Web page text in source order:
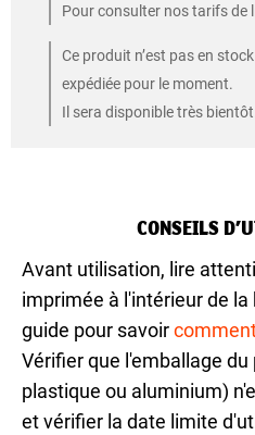
Pour consulter nos tarifs de
Ce produit n’est pas en
expédiée pour le moment.
Il sera disponible très
CONSEILS
Avant utilisation, lire
imprimée à l'intérieur de
guide pour savoir
Vérifier que l'emballage
plastique ou aluminium)
et vérifier la date limite